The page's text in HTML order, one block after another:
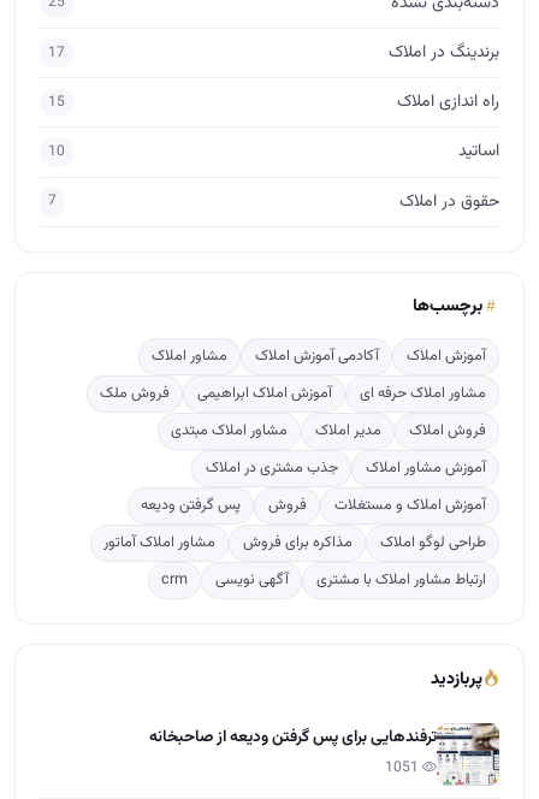
برندینگ در املاک 17
راه اندازی املاک 15
اساتید 10
حقوق در املاک 7
برچسب‌ها
آموزش املاک آکادمی آموزش املاک
مشاور املاک
مشاور املاک حرفه ای
آموزش املاک ابراهیمی
فروش ملک
فروش املاک
مدیر املاک
مشاور املاک مبتدی
آموزش مشاور املاک
جذب مشتری در املاک
آموزش املاک و مستغلات
فروش
پس گرفتن ودیعه
طراحی لوگو املاک
مذاکره برای فروش
مشاور املاک آماتور
ارتباط مشاور املاک با مشتری
آگهی نویسی crm
پربازدید
ترفندهایی برای پس گرفتن ودیعه از صاحبخانه